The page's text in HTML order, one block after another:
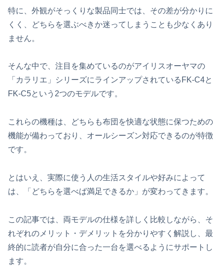
特に、外観がそっくりな製品同士では、その差が分かりに
くく、どちらを選ぶべきか迷ってしまうことも少なくあり
ません。
そんな中で、注目を集めているのがアイリスオーヤマの
「カラリエ」シリーズにラインアップされているFK‑C4と
FK‑C5という2つのモデルです。
これらの機種は、どちらも布団を快適な状態に保つための
機能が備わっており、オールシーズン対応できるのが特徴
です。
とはいえ、実際に使う人の生活スタイルや好みによって
は、「どちらを選べば満足できるか」が変わってきます。
この記事では、両モデルの仕様を詳しく比較しながら、そ
れぞれのメリット・デメリットを分かりやすく解説し、最
終的に読者が自分に合った一台を選べるようにサポートし
ます。